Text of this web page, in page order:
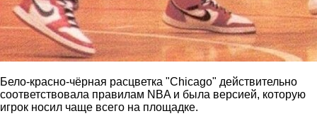
Бело-красно-чёрная расцветка "Chicago" действительно
соответствовала правилам NBA и была версией, которую
игрок носил чаще всего на площадке.